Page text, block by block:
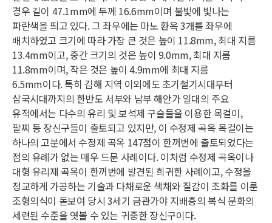
경우 길이 47.1mm에 두께 16.6mm이며 불빛에 빛나는
파란색을 띄고 있다. 그 좌우에는 마노 환옥 3개를 좌우에
배치하였고 크기에 따라 가장 큰 것은 높이 11.8mm, 최대 지름
13.4mm이고, 중간 크기의 것은 높이 9.0mm, 최대 지름
11.8mm이며, 작은 것은 높이 4.9mm에 최대 지름
6.5mm이다. 특히 김해 지역 이외에도 초기철기시대부터
삼국시대까지의 한반도 서부와 남부 해안가 일대의 주요
유적에서는 다수의 유리 및 보석제 구슬들을 이용한 목걸이,
팔찌 등 장신구들이 출토되고 있지만, 이 수정제 곡옥 목걸이는
하나의 고분에서 수정제 곡옥 147점이 한꺼번에 출토되었다는
점의 유례가 없는 매우 드문 사례이다. 이처럼 수정제 곡옥이나
대형 유리제 곡옥이 한꺼번에 발견된 희귀한 사례이고, 수정을
정교하게 가공하는 기술과 다채로운 색채와 질감이 조화를 이룬
조형의식이 돋보여 당시 3세기 금관가야 지배층의 복식 문화의
세련된 수준을 엿볼 수 있는 귀중한 장신구이다.